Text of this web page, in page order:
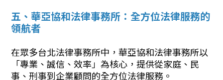
五、華亞協和法律事務所：全方位法律服務的
領航者
在眾多台北法律事務所中，華亞協和法律事務所以
「專業、誠信、效率」為核心，提供從家庭、民
事、刑事到企業顧問的全方位法律服務。